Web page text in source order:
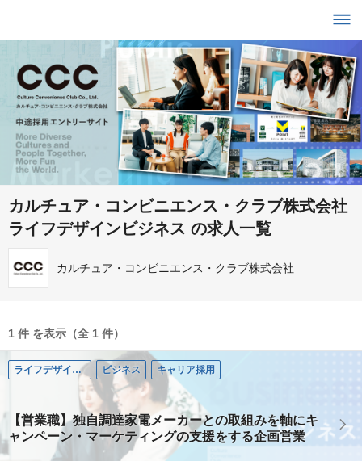
カルチュア・コンビニエンス・クラブ株式会社
ライフデザインビジネス の求人一覧
カルチュア・コンビニエンス・クラブ株式会社
1 件 を表示（全 1 件）
ライフデザインビジネス ビジネス キャリア採用
【営業職】独自調達家電メーカーとの取組みを軸にキ
ャンペーン・マーケティングの支援をする企画営業